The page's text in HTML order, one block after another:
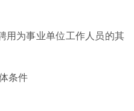
用为事业单位工作人员的其
条件